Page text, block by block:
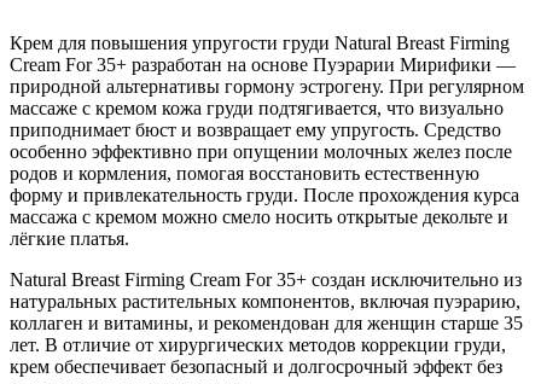
Крем для повышения упругости груди Natural Breast Firming
Cream For 35+ разработан на основе Пуэрарии Мирифики —
природной альтернативы гормону эстрогену. При регулярном
массаже с кремом кожа груди подтягивается, что визуально
приподнимает бюст и возвращает ему упругость. Средство
особенно эффективно при опущении молочных желез после
родов и кормления, помогая восстановить естественную
форму и привлекательность груди. После прохождения курса
массажа с кремом можно смело носить открытые декольте и
лёгкие платья.
Natural Breast Firming Cream For 35+ создан исключительно из
натуральных растительных компонентов, включая пуэрарию,
коллаген и витамины, и рекомендован для женщин старше 35
лет. В отличие от хирургических методов коррекции груди,
крем обеспечивает безопасный и долгосрочный эффект без